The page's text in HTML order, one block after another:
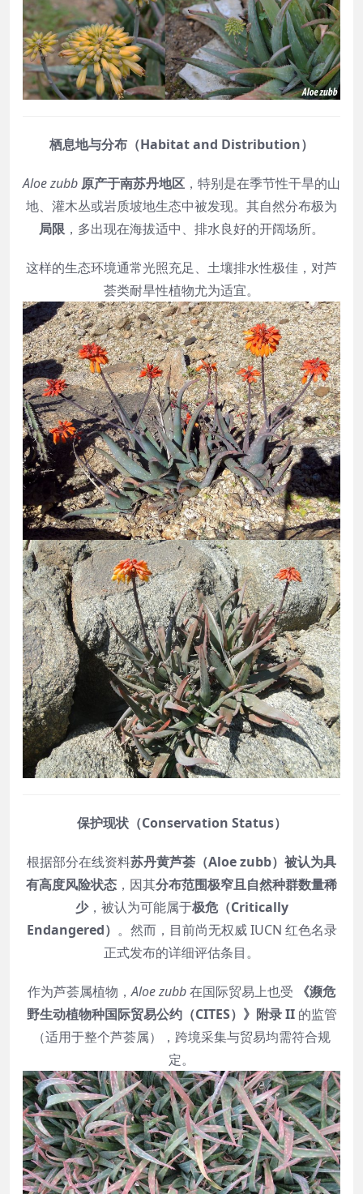
栖息地与分布（Habitat and Distribution）
Aloe zubb 原产于南苏丹地区 ，特别是在季节性干旱的山
地、灌木丛或岩质坡地生态中被发现。其自然分布极为
局限 ，多出现在海拔适中、排水良好的开阔场所。
这样的生态环境通常光照充足、土壤排水性极佳，对芦
荟类耐旱性植物尤为适宜。
保护现状（Conservation Status）
根据部分在线资料苏丹黄芦荟（Aloe zubb）被认为具
有高度风险状态 ，因其分布范围极窄且自然种群数量稀
少，被认为可能属于极危（Critically
Endangered） 。然而，目前尚无权威 IUCN 红色名录
正式发布的详细评估条目。
作为芦荟属植物，Aloe zubb在国际贸易上也受
《濒危
野生动植物种国际贸易公约（CITES）》附录 II的监管
（适用于整个芦荟属），跨境采集与贸易均需符合规
定。